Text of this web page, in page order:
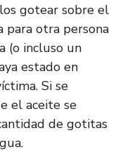
gotear sobre el
para otra persona
(o incluso un
estado en
Si se
el aceite se
de gotitas